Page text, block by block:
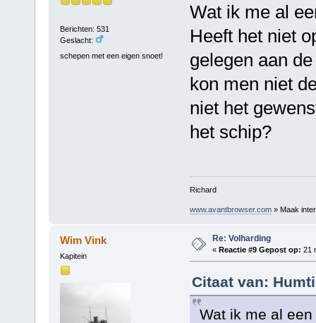
Berichten: 531
Geslacht:
schepen met een eigen snoet!
Wat ik me al
Heeft het niet
gelegen aan
kon men niet
niet het
het schip?
Richard
www.avantbrowser.com» Maak
Wim Vink
Kapitein
Re: Volharding
« Reactie #9 Gepost op: 21
Citaat van:
Wat ik me al